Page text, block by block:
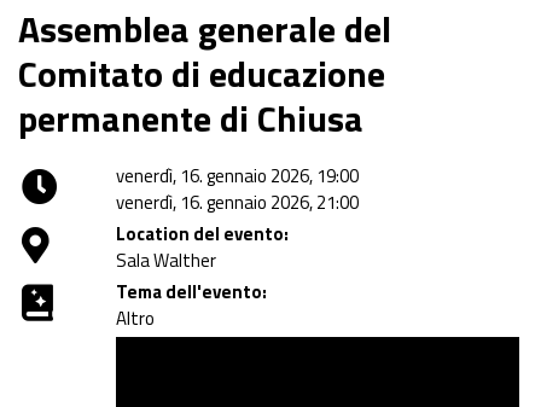
Assemblea generale del
Comitato di educazione
permanente di Chiusa
venerdì, 16. gennaio 2026, 19:00
venerdì, 16. gennaio 2026, 21:00
Location del evento:
Sala Walther
Tema dell'evento:
Altro